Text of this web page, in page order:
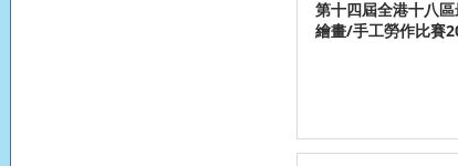
第十四屆全港十八
繪畫/手工勞作比賽